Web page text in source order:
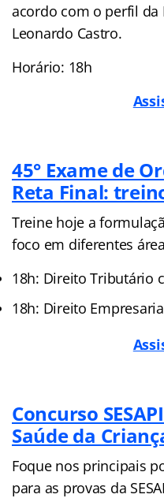
acordo com o perfil
Leonardo Castro.
Horário: 18h
45° Exame de
Reta Final:
Treine hoje a
foco em diferentes
18h: Direito Tributário
18h: Direito
Concurso
Saúde da
Foque nos principais
para as provas da